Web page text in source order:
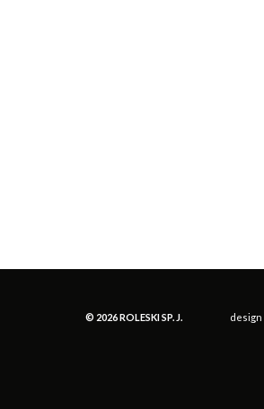
© 2026 ROLESKI SP. J. design